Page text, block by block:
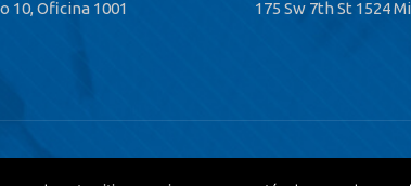
10, Oficina 1001
175 Sw 7th St 1524